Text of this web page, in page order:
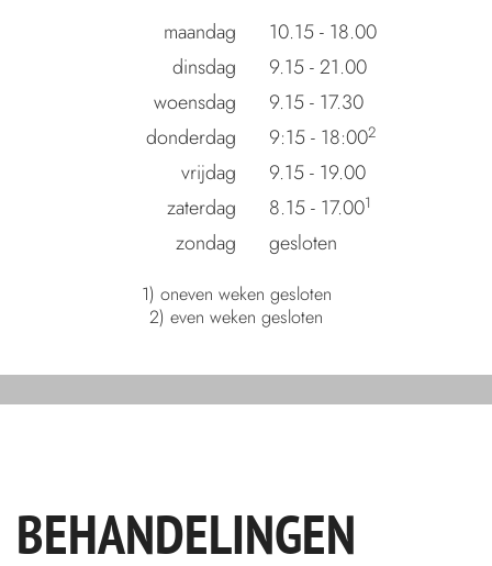
maandag
10.15 - 18.00
dinsdag
9.15 - 21.00
woensdag
9.15 - 17.30
donderdag
9:15 - 18:002
vrijdag
9.15 - 19.00
zaterdag
8.15 - 17.001
zondag gesloten
1) oneven weken gesloten
2) even weken gesloten
BEHANDELINGEN